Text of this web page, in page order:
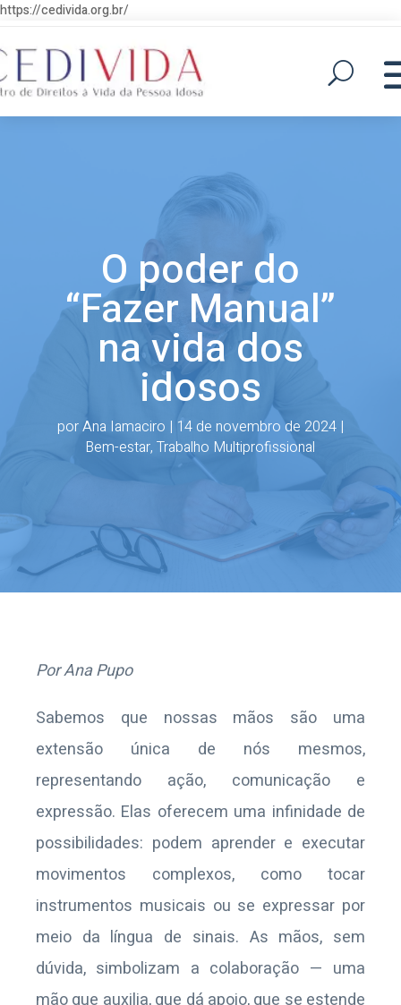
https://cedivida.org.br/
O poder do
“Fazer Manual”
na vida dos
idosos
porAna Iamaciro | 14 de novembro de 2024|
Bem-estar,Trabalho Multiprofissional
Por Ana Pupo
Sabemos que nossas mãos são uma
extensão única de nós mesmos,
representando ação, comunicação e
expressão. Elas oferecem uma infinidade de
possibilidades: podem aprender e executar
movimentos complexos, como tocar
instrumentos musicais ou se expressar por
meio da língua de sinais. As mãos, sem
dúvida, simbolizam a colaboração — uma
mão que auxilia, que dá apoio, que se estende